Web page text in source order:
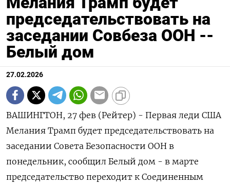
председательствовать на
заседании Совбеза ООН --
Белый дом
27.02.2026
ВАШИНГТОН, 27 фев (Рейтер) - Первая леди США
Мелания Трамп будет ‌председательствовать на
заседании Совета Безопасности ООН в
понедельник, сообщил ​Белый ​дом - ​в марте
председательство ⁠переходит к ‌Соединенным